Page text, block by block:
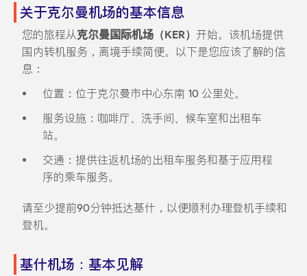
关于克尔曼机场的基本信息
您的旅程从克尔曼国际机场（KER） 开始。该机场提供
国内转机服务，离境手续简便。以下是您应该了解的信
息：
位置：位于克尔曼市中心东南 10 公里处。
服务设施：咖啡厅、洗手间、候车室和出租车
站。
交通：提供往返机场的出租车服务和基于应用程
序的乘车服务。
请至少提前90分钟抵达基什，以便顺利办理登机手续和
登机。
基什机场：基本见解